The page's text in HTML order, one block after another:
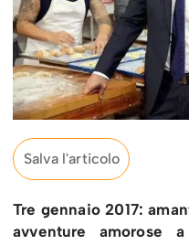
Salva l'articolo
Tre gennaio 2017:
avventure amorose